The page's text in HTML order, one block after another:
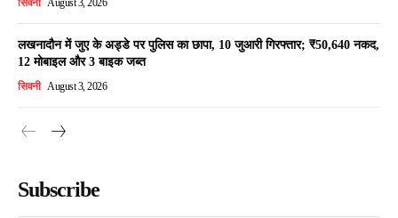
सिवनी August 3, 2026
लखनादौन में जुए के अड्डे पर पुलिस का छापा, 10 जुआरी गिरफ्तार; ₹50,640 नकद,
12 मोबाइल और 3 बाइक जब्त
सिवनी August 3, 2026
Subscribe